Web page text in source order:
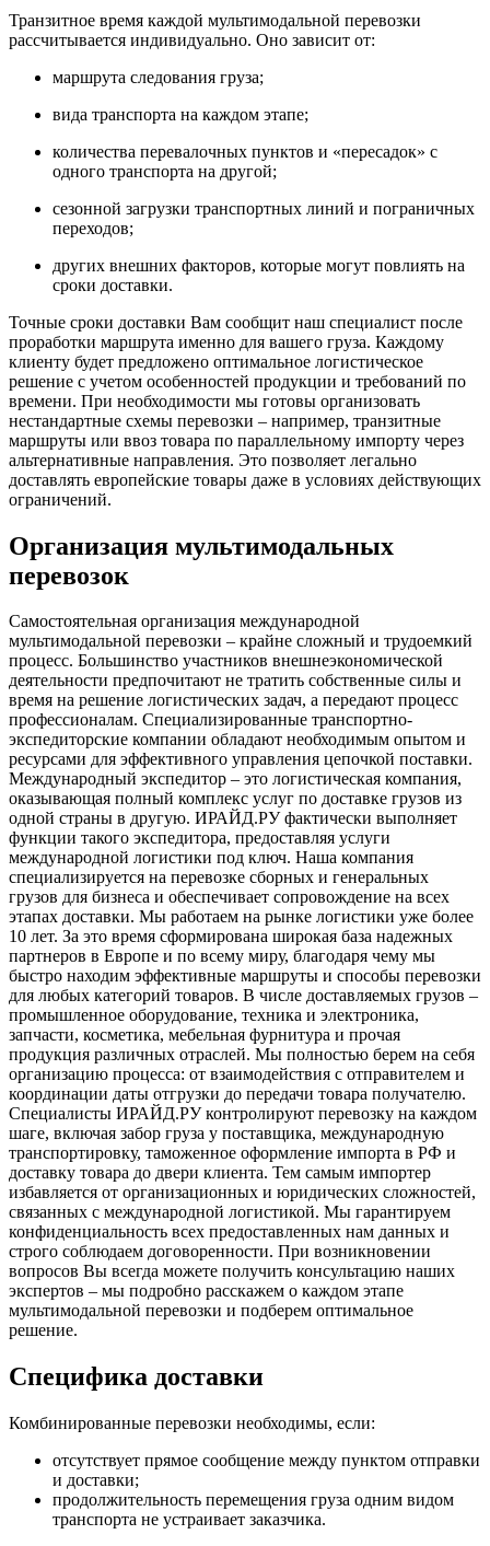
Транзитное время каждой мультимодальной перевозки
рассчитывается индивидуально. Оно зависит от:
маршрута следования груза;
вида транспорта на каждом этапе;
количества перевалочных пунктов и «пересадок» с
одного транспорта на другой;
сезонной загрузки транспортных линий и пограничных
переходов;
других внешних факторов, которые могут повлиять на
сроки доставки.
Точные сроки доставки Вам сообщит наш специалист после
проработки маршрута именно для вашего груза. Каждому
клиенту будет предложено оптимальное логистическое
решение с учетом особенностей продукции и требований по
времени. При необходимости мы готовы организовать
нестандартные схемы перевозки – например, транзитные
маршруты или ввоз товара по параллельному импорту через
альтернативные направления. Это позволяет легально
доставлять европейские товары даже в условиях действующих
ограничений.
Организация мультимодальных
перевозок
Самостоятельная организация международной
мультимодальной перевозки – крайне сложный и трудоемкий
процесс. Большинство участников внешнеэкономической
деятельности предпочитают не тратить собственные силы и
время на решение логистических задач, а передают процесс
профессионалам. Специализированные транспортно-
экспедиторские компании обладают необходимым опытом и
ресурсами для эффективного управления цепочкой поставки.
Международный экспедитор – это логистическая компания,
оказывающая полный комплекс услуг по доставке грузов из
одной страны в другую. ИРАЙД.РУ фактически выполняет
функции такого экспедитора, предоставляя услуги
международной логистики под ключ. Наша компания
специализируется на перевозке сборных и генеральных
грузов для бизнеса и обеспечивает сопровождение на всех
этапах доставки. Мы работаем на рынке логистики уже более
10 лет. За это время сформирована широкая база надежных
партнеров в Европе и по всему миру, благодаря чему мы
быстро находим эффективные маршруты и способы перевозки
для любых категорий товаров. В числе доставляемых грузов –
промышленное оборудование, техника и электроника,
запчасти, косметика, мебельная фурнитура и прочая
продукция различных отраслей. Мы полностью берем на себя
организацию процесса: от взаимодействия с отправителем и
координации даты отгрузки до передачи товара получателю.
Специалисты ИРАЙД.РУ контролируют перевозку на каждом
шаге, включая забор груза у поставщика, международную
транспортировку, таможенное оформление импорта в РФ и
доставку товара до двери клиента. Тем самым импортер
избавляется от организационных и юридических сложностей,
связанных с международной логистикой. Мы гарантируем
конфиденциальность всех предоставленных нам данных и
строго соблюдаем договоренности. При возникновении
вопросов Вы всегда можете получить консультацию наших
экспертов – мы подробно расскажем о каждом этапе
мультимодальной перевозки и подберем оптимальное
решение.
Специфика доставки
Комбинированные перевозки необходимы, если:
отсутствует прямое сообщение между пунктом отправки
и доставки;
продолжительность перемещения груза одним видом
транспорта не устраивает заказчика.